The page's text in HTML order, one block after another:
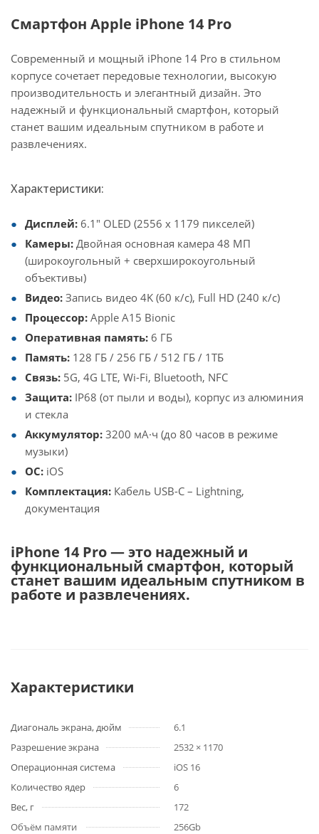
Смартфон Apple iPhone 14 Pro
Современный и мощный iPhone 14 Pro в стильном
корпусе сочетает передовые технологии, высокую
производительность и элегантный дизайн. Это
надежный и функциональный смартфон, который
станет вашим идеальным спутником в работе и
развлечениях.
Характеристики:
Дисплей: 6.1" OLED (2556 х 1179 пикселей)
Камеры: Двойная основная камера 48 МП
(широкоугольный + сверхширокоугольный
объективы)
Видео: Запись видео 4K (60 к/с), Full HD (240 к/с)
Процессор: Apple A15 Bionic
Оперативная память: 6 ГБ
Память: 128 ГБ / 256 ГБ / 512 ГБ / 1ТБ
Связь: 5G, 4G LTE, Wi-Fi, Bluetooth, NFC
Защита: IP68 (от пыли и воды), корпус из алюминия
и стекла
Аккумулятор: 3200 мА·ч (до 80 часов в режиме
музыки)
ОС: iOS
Комплектация: Кабель USB-C – Lightning,
документация
iPhone 14 Pro — это надежный и
функциональный смартфон, который
станет вашим идеальным спутником в
работе и развлечениях.
Характеристики
Диагональ экрана, дюйм
6.1
Разрешение экрана
2532 × 1170
Операционная система
iOS 16
Количество ядер
6
Вес, г
172
Объём памяти
256Gb